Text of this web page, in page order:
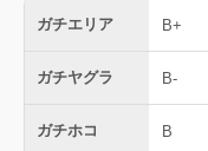
ガチエリア B+
ガチヤグラ B-
ガチホコ B